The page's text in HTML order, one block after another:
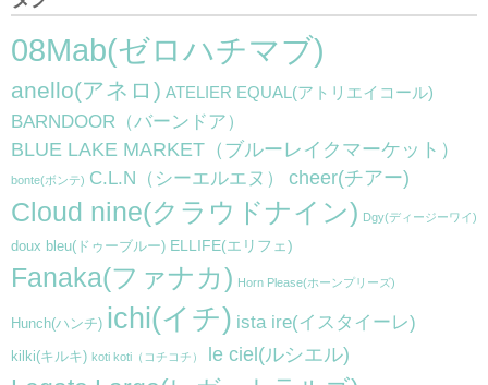
08Mab(ゼロハチマブ)
anello(アネロ) ATELIER EQUAL(アトリエイコール)
BARNDOOR（バーンドア）
BLUE LAKE MARKET（ブルーレイクマーケット）
bonte(ボンテ) C.L.N（シーエルエヌ） cheer(チアー)
Cloud nine(クラウドナイン) Dgy(ディージーワイ)
doux bleu(ドゥーブルー) ELLIFE(エリフェ)
Fanaka(ファナカ) Horn Please(ホーンプリーズ)
Hunch(ハンチ) ichi(イチ) ista ire(イスタイーレ)
kilki(キルキ) koti koti（コチコチ） le ciel(ルシエル)